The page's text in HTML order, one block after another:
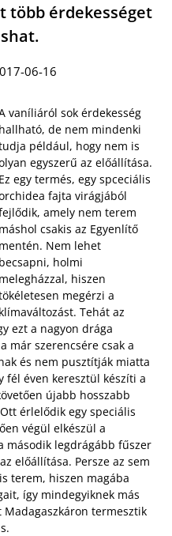
több érdekességet
06-16
vaníliáról sok érdekesség
hallható, de nem mindenki
például, hogy nem is
egyszerű az előállítása.
Ez egy termés, egy spceciális
fajta virágjából
amely nem terem
máshol csakis az Egyenlítő
mentén. Nem lehet
becsapni, holmi
melegházzal, hiszen
megérzi a
klímaváltozást. Tehát az
ezt a nagyon drága
már szerencsére csak a
és nem pusztítják miatta
fél éven keresztül készíti a
újabb hosszabb
Ott érlelődik egy speciális
végül elkészül a
második legdrágább fűszer
előállítása. Persze az sem
terem, hiszen magába
így mindegyiknek más
termesztik